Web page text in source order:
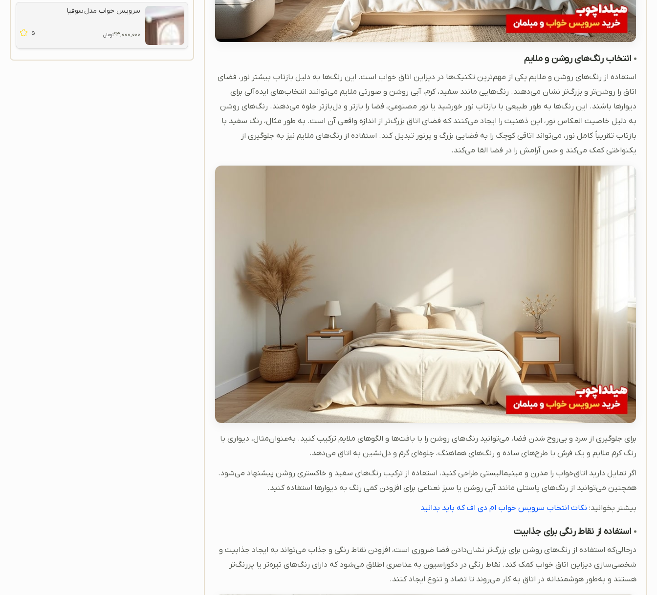
انتخاب رنگ‌های روشن و ملایم
استفاده از رنگ‌های روشن و ملایم یکی از مهم‌ترین تکنیک‌ها در دیزاین اتاق خواب است. این رنگ‌ها به دلیل بازتاب بیشتر نور، فضای
اتاق را روشن‌تر و بزرگ‌تر نشان می‌دهند. رنگ‌هایی مانند سفید، کرم، آبی روشن و صورتی ملایم می‌توانند انتخاب‌های ایده‌آلی برای
دیوارها باشند. این رنگ‌ها به طور طبیعی با بازتاب نور خورشید یا نور مصنوعی، فضا را بازتر و دل‌بازتر جلوه می‌دهند. رنگ‌های روشن
به دلیل خاصیت انعکاس نور، این ذهنیت را ایجاد می‌کنند که فضای اتاق بزرگ‌تر از اندازه واقعی آن است. به طور مثال، رنگ سفید با
بازتاب تقریباً کامل نور، می‌تواند اتاقی کوچک را به فضایی بزرگ و پرنور تبدیل کند. استفاده از رنگ‌های ملایم نیز به جلوگیری از
یکنواختی کمک می‌کند و حس آرامش را در فضا القا می‌کند.
برای جلوگیری از سرد و بی‌روح شدن فضا، می‌توانید رنگ‌های روشن را با بافت‌ها و الگوهای ملایم ترکیب کنید. به‌عنوان‌مثال، دیواری با
رنگ کرم ملایم و یک فرش با طرح‌های ساده و رنگ‌های هماهنگ، جلوه‌ای گرم و دل‌نشین به اتاق می‌دهد.
اگر تمایل دارید اتاق‌خواب را مدرن و مینیمالیستی طراحی کنید، استفاده از ترکیب رنگ‌های سفید و خاکستری روشن پیشنهاد می‌شود.
همچنین می‌توانید از رنگ‌های پاستلی مانند آبی روشن یا سبز نعناعی برای افزودن کمی رنگ به دیوارها استفاده کنید.
بیشنر بخوانید: نکات انتخاب سرویس خواب ام دی اف که باید بدانید
استفاده از نقاط رنگی برای جذابیت
درحالی‌که استفاده از رنگ‌های روشن برای بزرگ‌تر نشان‌دادن فضا ضروری است، افزودن نقاط رنگی و جذاب می‌تواند به ایجاد جذابیت و
شخصی‌سازی دیزاین اتاق خواب کمک کند. نقاط رنگی در دکوراسیون به عناصری اطلاق می‌شود که دارای رنگ‌های تیره‌تر یا پررنگ‌تر
هستند و به‌طور هوشمندانه در اتاق به کار می‌روند تا تضاد و تنوع ایجاد کنند.
سرویس خواب مدل سوفیا
۹۳,۰۰۰,۰۰۰تومان 5